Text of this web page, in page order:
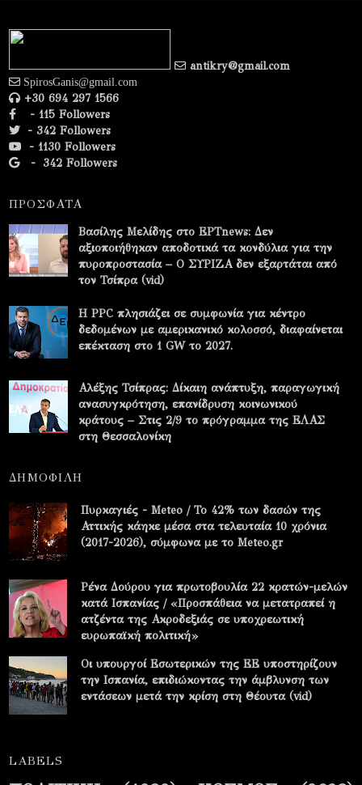
antikry@gmail.com
SpirosGanis@gmail.com
+30 694 297 1566
- 115 Followers
- 342 Followers
- 1130 Followers
- 342 Followers
ΠΡΟΣΦΑΤΑ
Βασίλης Μελίδης στο ΕΡΤnews: Δεν
αξιοποιήθηκαν αποδοτικά τα κονδύλια για την
πυροπροστασία – Ο ΣΥΡΙΖΑ δεν εξαρτάται από
τον Τσίπρα (vid)
Η PPC πλησιάζει σε συμφωνία για κέντρο
δεδομένων με αμερικανικό κολοσσό, διαφαίνεται
επέκταση στο 1 GW το 2027.
Αλέξης Τσίπρας: Δίκαιη ανάπτυξη, παραγωγική
ανασυγκρότηση, επανίδρυση κοινωνικού
κράτους – Στις 2/9 το πρόγραμμα της ΕΛΑΣ
στη Θεσσαλονίκη
ΔΗΜΟΦΙΛΗ
Πυρκαγιές - Meteo / Το 42% των δασών της
Αττικής κάηκε μέσα στα τελευταία 10 χρόνια
(2017-2026), σύμφωνα με το Meteo.gr
Ρένα Δούρου για πρωτοβουλία 22 κρατών-μελών
κατά Ισπανίας / «Προσπάθεια να μετατραπεί η
ατζέντα της Ακροδεξιάς σε υποχρεωτική
ευρωπαϊκή πολιτική»
Οι υπουργοί Εσωτερικών της ΕΕ υποστηρίζουν
την Ισπανία, επιδιώκοντας την άμβλυνση των
εντάσεων μετά την κρίση στη Θέουτα (vid)
LABELS